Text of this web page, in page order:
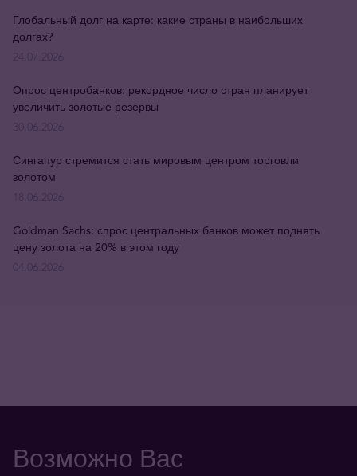
Глобальный долг на карте: какие страны в наибольших
долгах?
Опрос центробанков: рекордное число стран планирует
увеличить золотые резервы
Сингапур стремится стать мировым центром торговли
золотом
Goldman Sachs: спрос центральных банков может поднять
цену золота на 20% в этом году
Возможно Вас